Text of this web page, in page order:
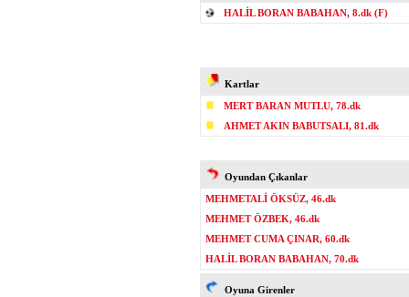
HALİL BORAN BABAHAN, 8.dk (F)
Kartlar
MERT BARAN MUTLU, 78.dk
AHMET AKIN BABUTSALI, 81.dk
Oyundan Çıkanlar
MEHMETALİ ÖKSÜZ, 46.dk
MEHMET ÖZBEK, 46.dk
MEHMET CUMA ÇINAR, 60.dk
HALİL BORAN BABAHAN, 70.dk
Oyuna Girenler